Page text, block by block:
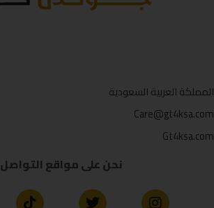
المملكة العربية السعودية
Care@gt4ksa.com
Gt4ksa.com
نحن على مواقع التواصل